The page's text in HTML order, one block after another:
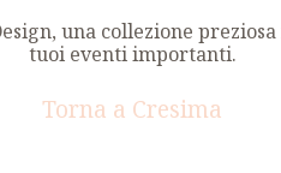
una collezione
tuoi eventi importanti.
Torna a Cresima